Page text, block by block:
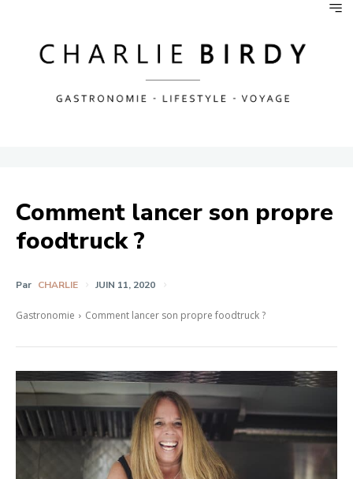
Comment lancer son propre
foodtruck ?
Par CHARLIE JUIN 11, 2020
Gastronomie Comment lancer son propre foodtruck ?